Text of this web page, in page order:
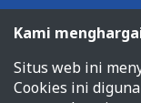
Kami
Situs web ini
Cookies ini